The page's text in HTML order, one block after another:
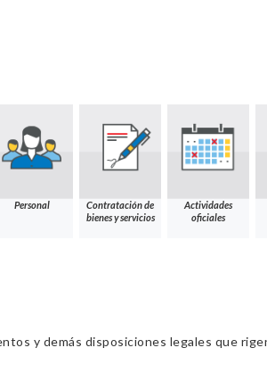
Personal
Contratación de
bienes y servicios
Actividades
oficiales
y demás disposiciones legales que